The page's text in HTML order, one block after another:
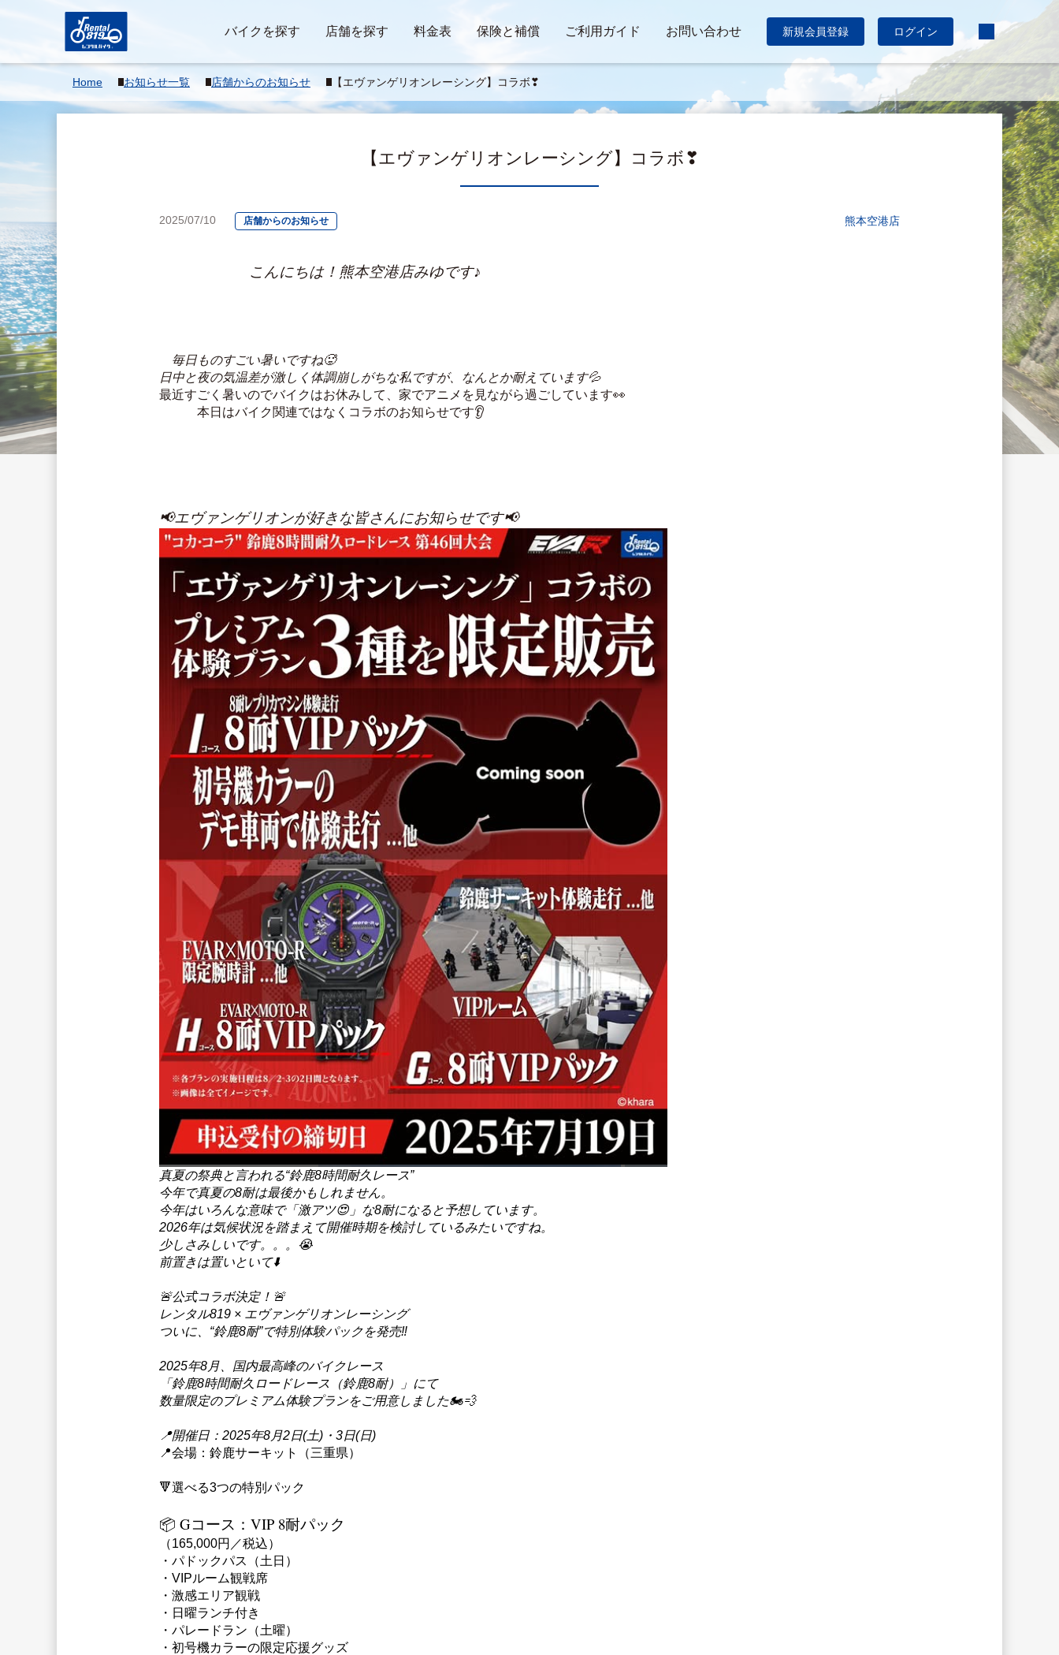
バイクを探す 店舗を探す 料金表 保険と補償 ご利用ガイド お問い合わせ 新規会員登録 ログイン
Home お知らせ一覧 店舗からのお知らせ 【エヴァンゲリオンレーシング】コラボ❣
【エヴァンゲリオンレーシング】コラボ❣
2025/07/10 店舗からのお知らせ 熊本空港店
こんにちは！熊本空港店みゆです♪
毎日ものすごい暑いですね🥵
日中と夜の気温差が激しく体調崩しがちな私ですが、なんとか耐えています💦
最近すごく暑いのでバイクはお休みして、家でアニメを見ながら過ごしています👀
本日はバイク関連ではなくコラボのお知らせです👂
📢エヴァンゲリオンが好きな皆さんにお知らせです📢
真夏の祭典と言われる“鈴鹿8時間耐久レース”
今年で真夏の8耐は最後かもしれません。
今年はいろんな意味で「激アツ😍」な8耐になると予想しています。
2026年は気候状況を踏まえて開催時期を検討しているみたいですね。
少しさみしいです。。。😭
前置きは置いといて⬇️
🚨公式コラボ決定！🚨
レンタル819 × エヴァンゲリオンレーシング
ついに、“鈴鹿8耐”で特別体験パックを発売‼️
2025年8月、国内最高峰のバイクレース
「鈴鹿8時間耐久ロードレース（鈴鹿8耐）」にて
数量限定のプレミアム体験プランをご用意しました🏍️💨
📍開催日：2025年8月2日(土)・3日(日)
📍会場：鈴鹿サーキット（三重県）
🔻選べる3つの特別パック
📦 Gコース：VIP 8耐パック
（165,000円／税込）
・パドックパス（土日）
・VIPルーム観戦席
・激感エリア観戦
・日曜ランチ付き
・パレードラン（土曜）
・初号機カラーの限定応援グッズ